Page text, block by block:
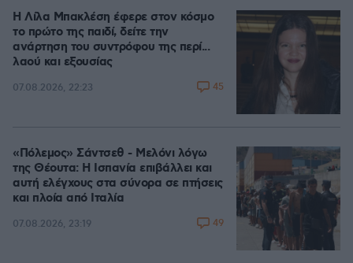
Η Λίλα Μπακλέση έφερε στον κόσμο
το πρώτο της παιδί, δείτε την
ανάρτηση του συντρόφου της περί...
λαού και εξουσίας
07.08.2026, 22:23 45
«Πόλεμος» Σάντσεθ - Μελόνι λόγω
της Θέουτα: Η Ισπανία επιβάλλει και
αυτή ελέγχους στα σύνορα σε πτήσεις
και πλοία από Ιταλία
07.08.2026, 23:19 49